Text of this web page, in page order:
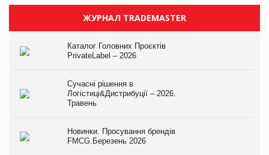
ЖУРНАЛ TRADEMASTER
Каталог Головних Проєктів
PrivateLabel – 2026
Сучасні рішення в
Логістиці&Дистрибуції – 2026.
Травень
Новинки. Просування брендів
FMCG.Березень 2026